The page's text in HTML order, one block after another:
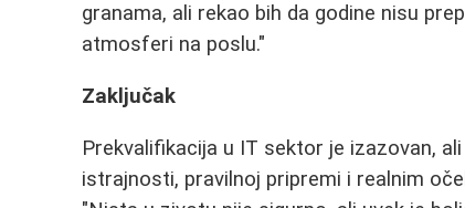
granama, ali rekao bih da godine nisu
atmosferi na poslu."
Zaključak
Prekvalifikacija u IT sektor je izazovan,
istrajnosti, pravilnoj pripremi i realnim